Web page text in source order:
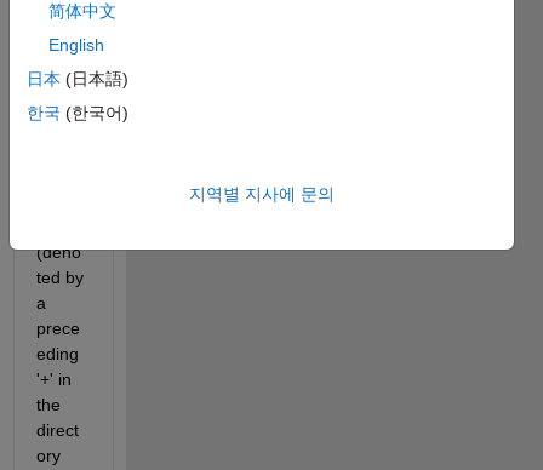
ectori
es to
a
b
(deno
ted by
a
prece
eding
'+' in
the
direct
ory
简体中文
English
日本 (日本語)
한국 (한국어)
지역별 지사에 문의